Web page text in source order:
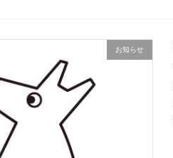
お知らせ